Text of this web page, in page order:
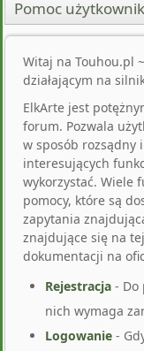
Pomoc
Witaj na Touhou.pl
działającym na
ElkArte jest
forum. Pozwala
w sposób rozsądny
interesujących
wykorzystać. Wiele
pomocy, które są
zapytania
znajdujące się na
dokumentacji na
Rejestracja - Do
nich wymaga
Logowanie -